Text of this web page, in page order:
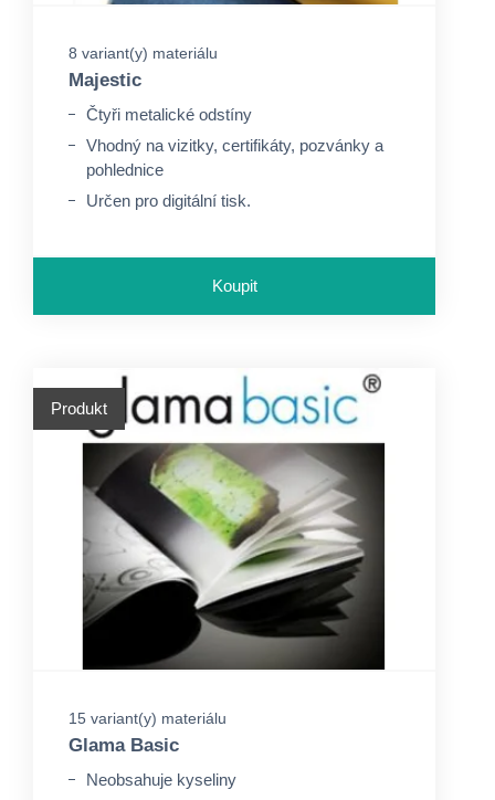
8 variant(y) materiálu
Majestic
Čtyři metalické odstíny
Vhodný na vizitky, certifikáty, pozvánky a
pohlednice
Určen pro digitální tisk.
Koupit
Produkt
15 variant(y) materiálu
Glama Basic
Neobsahuje kyseliny